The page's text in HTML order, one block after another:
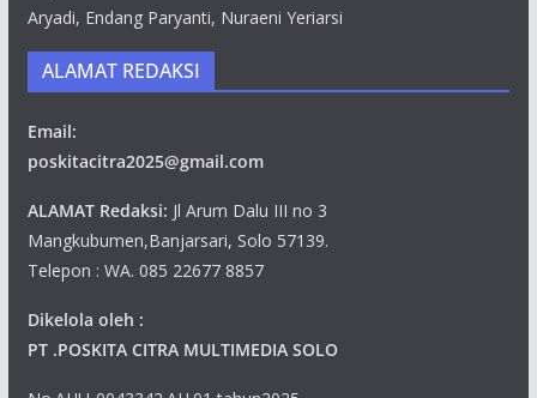
Aryadi, Endang Paryanti, Nuraeni Yeriarsi
ALAMAT REDAKSI
Email:
poskitacitra2025@gmail.com
ALAMAT Redaksi: Jl Arum Dalu III no 3
Mangkubumen,Banjarsari, Solo 57139.
Telepon : WA. 085 22677 8857
Dikelola oleh :
PT .POSKITA CITRA MULTIMEDIA SOLO